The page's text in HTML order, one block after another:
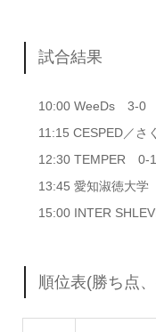
試合結果
10:00 WeeDs 3-0
11:15 CESPED／
12:30 TEMPER
13:45 愛知淑徳大
15:00 INTER
順位表(勝ち点